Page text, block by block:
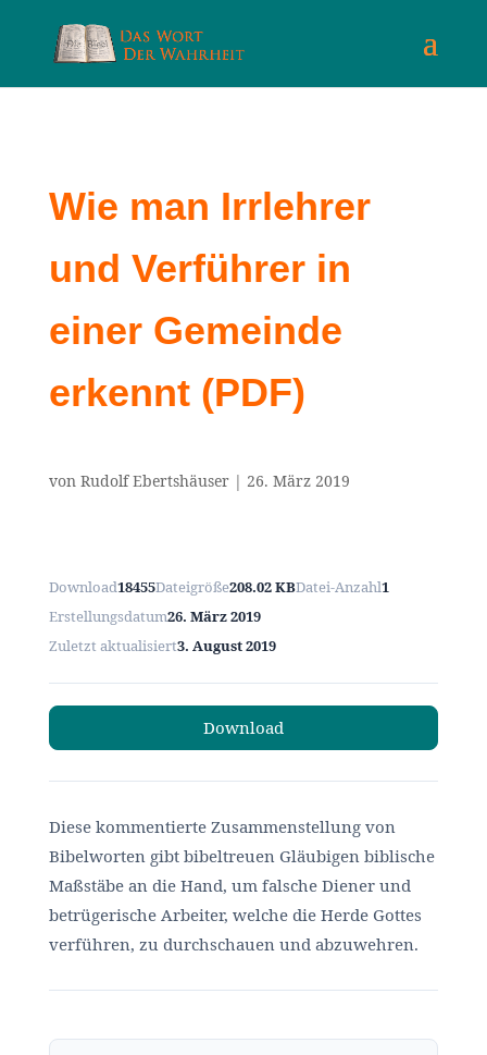
Wie man Irrlehrer
und Verführer in
einer Gemeinde
erkennt (PDF)
von Rudolf Ebertshäuser| 26. März 2019
Download18455Dateigröße208.02 KBDatei-Anzahl1
Erstellungsdatum26. März 2019
Zuletzt aktualisiert3. August 2019
Download
Diese kommentierte Zusammenstellung von
Bibelworten gibt bibeltreuen Gläubigen biblische
Maßstäbe an die Hand, um falsche Diener und
betrügerische Arbeiter, welche die Herde Gottes
verführen, zu durchschauen und abzuwehren.